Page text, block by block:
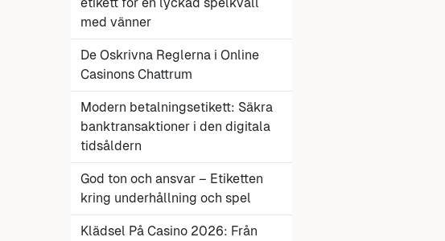
med vänner
De Oskrivna Reglerna i Online
Casinons Chattrum
Modern betalningsetikett: Säkra
banktransaktioner i den digitala
tidsåldern
God ton och ansvar – Etiketten
kring underhållning och spel
Klädsel På Casino 2026: Från